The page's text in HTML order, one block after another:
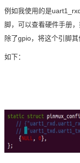
例如我使用的是
脚，可以查看硬件手册
除了gpio，将这个引脚其
如下：